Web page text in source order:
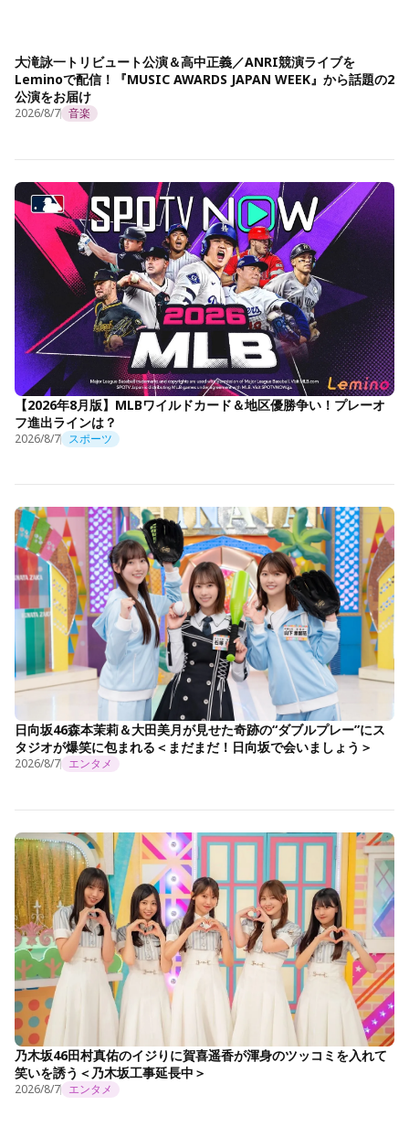
大滝詠一トリビュート公演＆高中正義／ANRI競演ライブを
Leminoで配信！『MUSIC AWARDS JAPAN WEEK』から話題の2
公演をお届け
2026/8/7 音楽
【2026年8月版】MLBワイルドカード＆地区優勝争い！プレーオ
フ進出ラインは？
2026/8/7 スポーツ
日向坂46森本茉莉＆大田美月が見せた奇跡の“ダブルプレー”にス
タジオが爆笑に包まれる＜まだまだ！日向坂で会いましょう＞
2026/8/7 エンタメ
乃木坂46田村真佑のイジりに賀喜遥香が渾身のツッコミを入れて
笑いを誘う＜乃木坂工事延長中＞
2026/8/7 エンタメ